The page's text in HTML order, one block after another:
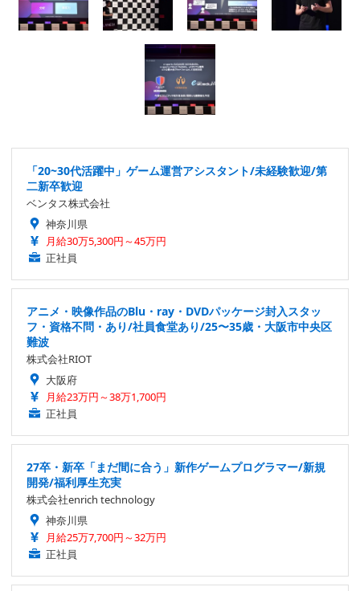
「20~30代活躍中」ゲーム運営アシスタント/未経験歓迎/第
二新卒歓迎
ベンタス株式会社
神奈川県
月給30万5,300円～45万円
正社員
アニメ・映像作品のBlu・ray・DVDパッケージ封入スタッ
フ・資格不問・あり/社員食堂あり/25〜35歳・大阪市中央区
難波
株式会社RIOT
大阪府
月給23万円～38万1,700円
正社員
27卒・新卒「まだ間に合う」新作ゲームプログラマー/新規
開発/福利厚生充実
株式会社enrich technology
神奈川県
月給25万7,700円～32万円
正社員